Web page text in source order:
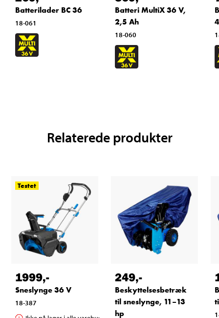
Batterilader BC 36
18-061
Batteri MultiX 36 V,
2,5 Ah
18-060
Relaterede produkter
Testet
1999,-
Sneslynge 36 V
18-387
249,-
Beskyttelsesbetræk
til sneslynge, 11–13
hp